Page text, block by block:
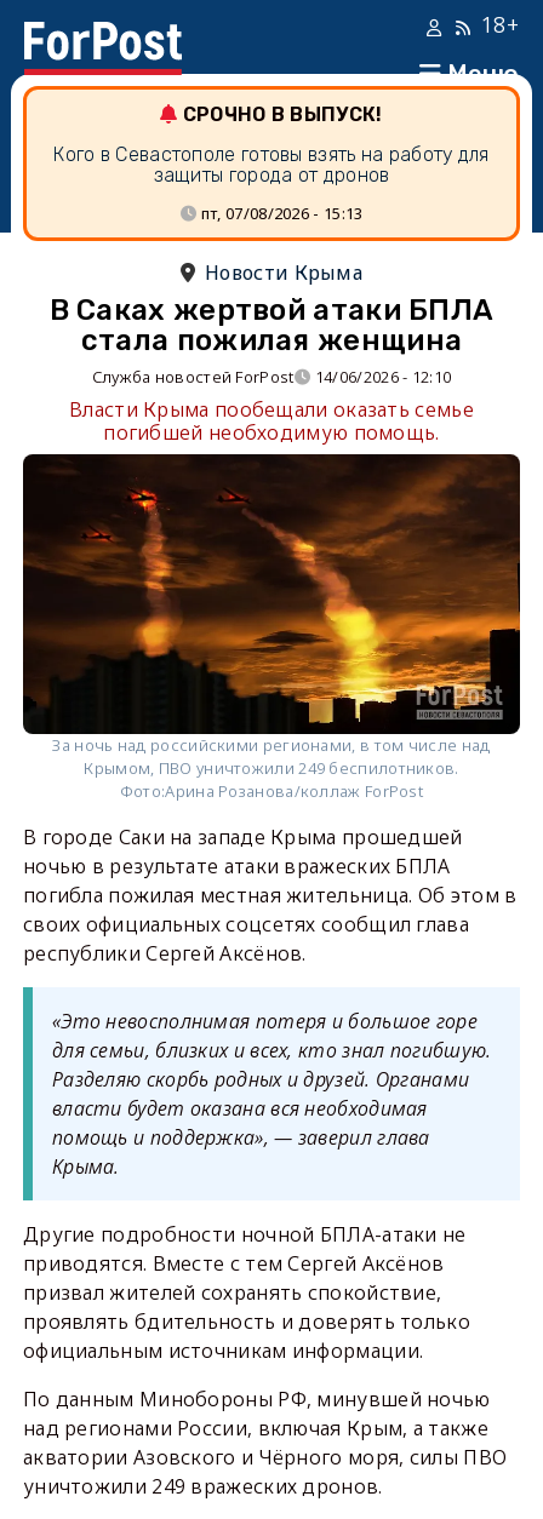
Меню
18+
СРОЧНО В ВЫПУСК!
Кого в Севастополе готовы взять на работу для
защиты города от дронов
пт, 07/08/2026 - 15:13
Новости Крыма
В Саках жертвой атаки БПЛА
стала пожилая женщина
Служба новостей ForPost 14/06/2026 - 12:10
Власти Крыма пообещали оказать семье
погибшей необходимую помощь.
За ночь над российскими регионами, в том числе над
Крымом, ПВО уничтожили 249 беспилотников.
Фото:Арина Розанова/коллаж ForPost
В городе Саки на западе Крыма прошедшей
ночью в результате атаки вражеских БПЛА
погибла пожилая местная жительница. Об этом в
своих официальных соцсетях сообщил глава
республики Сергей Аксёнов.
«Это невосполнимая потеря и большое горе
для семьи, близких и всех, кто знал погибшую.
Разделяю скорбь родных и друзей. Органами
власти будет оказана вся необходимая
помощь и поддержка», — заверил глава
Крыма.
Другие подробности ночной БПЛА-атаки не
приводятся. Вместе с тем Сергей Аксёнов
призвал жителей сохранять спокойствие,
проявлять бдительность и доверять только
официальным источникам информации.
По данным Минобороны РФ, минувшей ночью
над регионами России, включая Крым, а также
акватории Азовского и Чёрного моря, силы ПВО
уничтожили 249 вражеских дронов.